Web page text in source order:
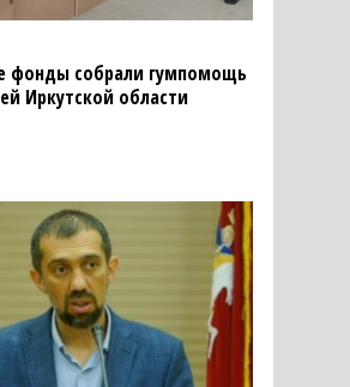
фонды собрали гумпомощь
Иркутской области